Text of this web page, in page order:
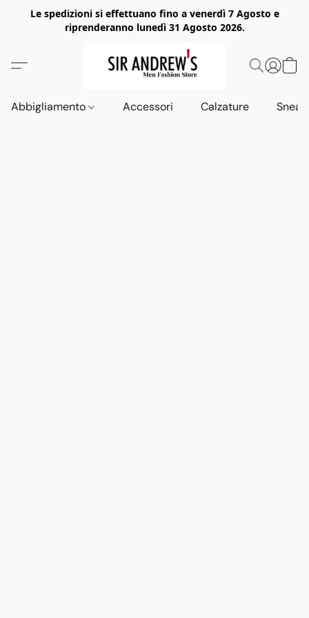
Le spedizioni si effettuano fino a venerdì 7 Agosto e
riprenderanno lunedì 31 Agosto 2026.
Abbigliamento Accessori Calzature